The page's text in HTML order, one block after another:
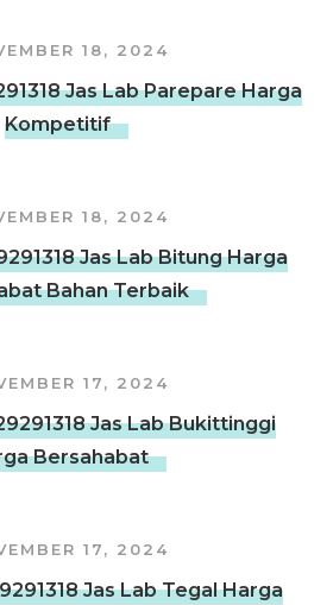
18, 2024
Jas Lab Parepare Harga
Kompetitif
18, 2024
Jas Lab Bitung Harga
Bahan Terbaik
17, 2024
Jas Lab Bukittinggi
Bersahabat
17, 2024
Jas Lab Tegal Harga